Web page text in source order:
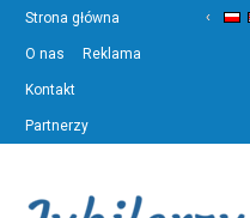
Strona główna
O nas Reklama
Kontakt
Partnerzy
‹